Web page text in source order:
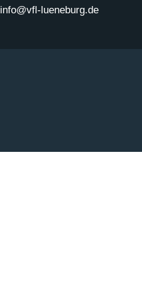
info@vfl-lueneburg.de